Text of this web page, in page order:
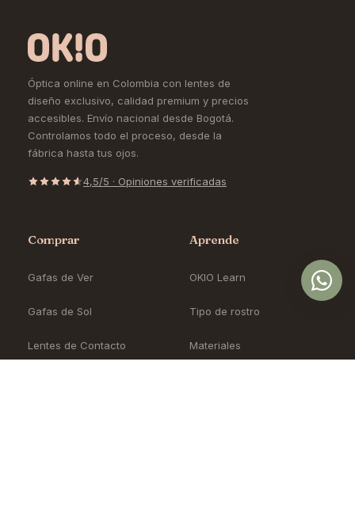
Óptica online en Colombia con lentes de
diseño exclusivo, calidad premium y precios
accesibles. Envío nacional desde Bogotá.
Controlamos todo el proceso, desde la
fábrica hasta tus ojos.
4,5/5 · Opiniones verificadas
Comprar
Gafas de Ver
Gafas de Sol
Lentes de Contacto
Aprende
OKIO Learn
Tipo de rostro
Materiales